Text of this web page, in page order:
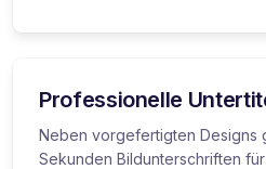
Professionelle
Neben vorgefertigten Designs
Sekunden Bildunterschriften